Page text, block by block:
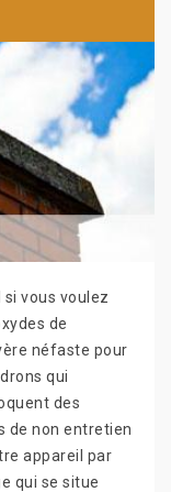
si vous voulez
de
néfaste pour
qui
des
de non entretien
appareil par
qui se situe